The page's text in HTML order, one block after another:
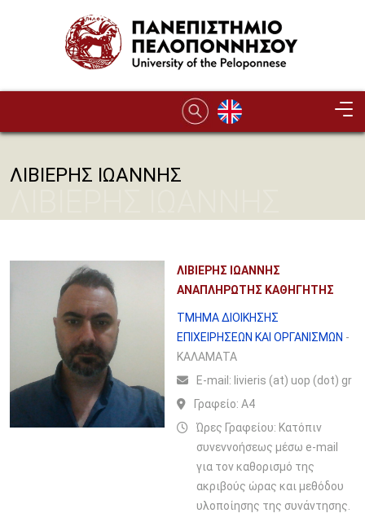
ΛΙΒΙΕΡΗΣ ΙΩΑΝΝΗΣ
ΛΙΒΙΕΡΗΣ ΙΩΑΝΝΗΣ
ΑΝΑΠΛΗΡΩΤΗΣ ΚΑΘΗΓΗΤΗΣ
ΤΜΗΜΑ ΔΙΟΙΚΗΣΗΣ
ΕΠΙΧΕΙΡΗΣΕΩΝ ΚΑΙ ΟΡΓΑΝΙΣΜΩΝ -
ΚΑΛΑΜΑΤΑ
Ε-mail: livieris (at) uop (dot) gr
Γραφείο:A4
Ώρες Γραφείου: Κατόπιν
συνεννοήσεως μέσω e-mail
για τον καθορισμό της
ακριβούς ώρας και μεθόδου
υλοποίησης της συνάντησης.